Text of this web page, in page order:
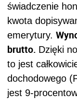
świadczenie
kwota
emerytury.
brutto. Dzięki
to jest
dochodowego
jest 9-